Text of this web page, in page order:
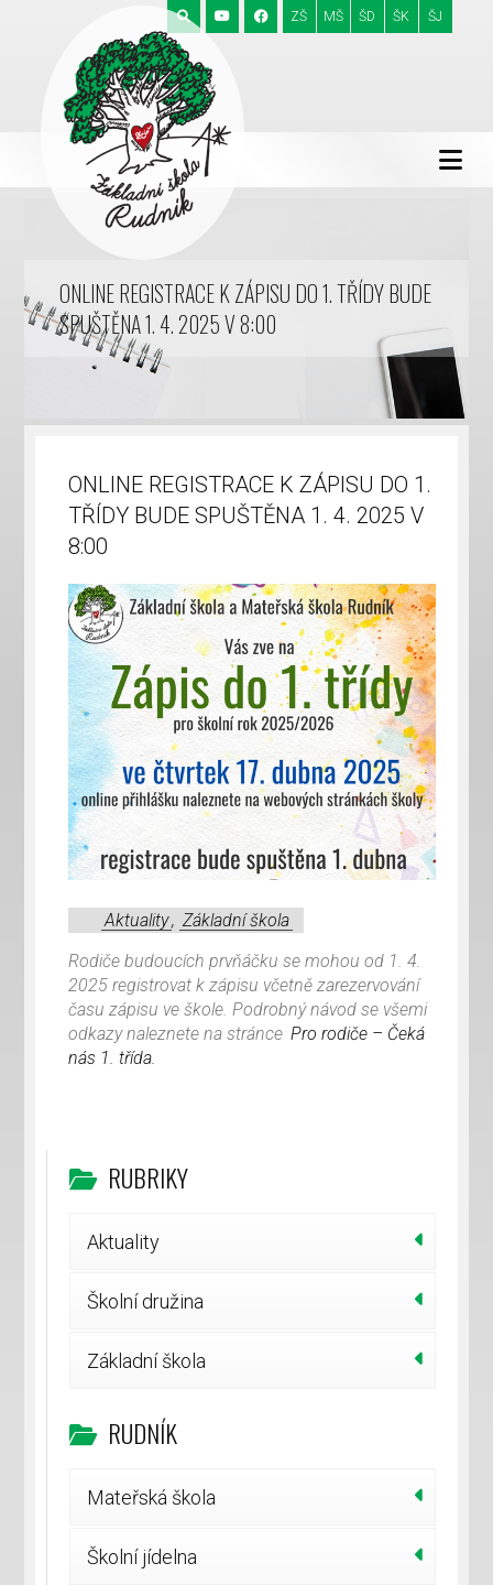
ZŠ MŠ ŠD ŠK ŠJ
ONLINE REGISTRACE K ZÁPISU DO 1. TŘÍDY BUDE
SPUŠTĚNA 1. 4. 2025 V 8:00
ONLINE REGISTRACE K ZÁPISU DO 1.
TŘÍDY BUDE SPUŠTĚNA 1. 4. 2025 V
8:00
Aktuality, Základní škola
Rodiče budoucích prvňáčku se mohou od 1. 4.
2025 registrovat k zápisu včetně zarezervování
času zápisu ve škole. Podrobný návod se všemi
odkazy naleznete na stránce Pro rodiče – Čeká
nás 1. třída.
RUBRIKY
Aktuality
Školní družina
Základní škola
RUDNÍK
Mateřská škola
Školní jídelna